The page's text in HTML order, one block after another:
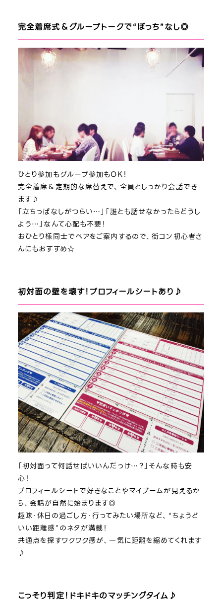
完全着席式＆グループトークで“ぼっち”なし◎
ひとり参加もグループ参加もOK！
完全着席＆定期的な席替えで、全員としっかり会話でき
ます♪
「立ちっぱなしがつらい…」「誰とも話せなかったらどうし
よう…」なんて心配も不要！
おひとり様同士でペアをご案内するので、街コン初心者さ
んにもおすすめ☆
初対面の壁を壊す！プロフィールシートあり♪
「初対面って何話せばいいんだっけ…？」そんな時も安
心！
プロフィールシートで好きなことやマイブームが見えるか
ら、会話が自然に始まります◎
趣味・休日の過ごし方・行ってみたい場所など、“ちょうど
いい距離感”のネタが満載！
共通点を探すワクワク感が、一気に距離を縮めてくれます
♪
こっそり判定！ドキドキのマッチングタイム♪